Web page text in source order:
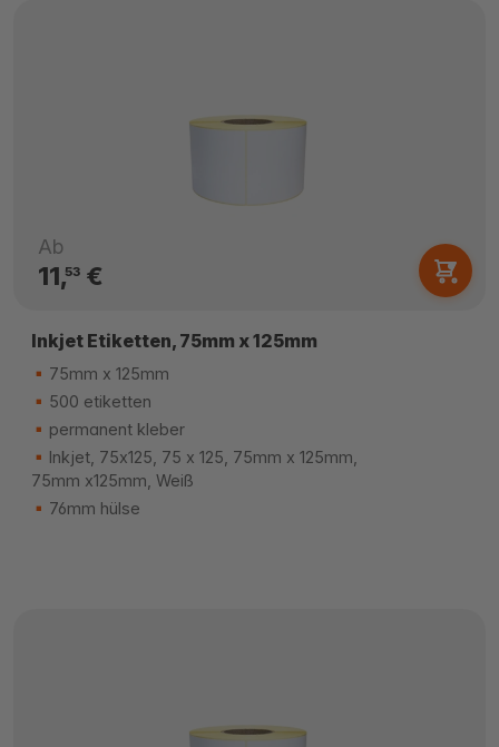
Ab
11,53€
Inkjet Etiketten, 75mm x 125mm
75mm x 125mm
500 etiketten
permanent kleber
Inkjet, 75x125, 75 x 125, 75mm x 125mm,
75mm x125mm, Weiß
76mm hülse